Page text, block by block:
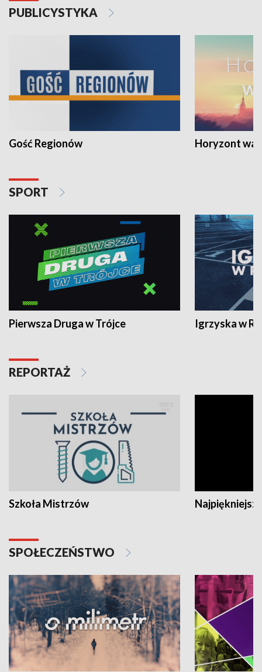
PUBLICYSTYKA
Gość Regionów Horyzont
SPORT
Pierwsza Druga w Trójce Igrzyska w
REPORTAŻ
Szkoła Mistrzów
SPOŁECZEŃSTWO